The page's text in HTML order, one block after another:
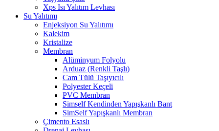
Xps Isı Yalıtım Levhası
Su Yalıtımı
Enjeksiyon Su Yalıtımı
Kalekim
Kristalize
Membran
Alüminyum Folyolu
Arduaz (Renkli Taşlı)
Cam Tülü Taşıyıcılı
Polyester Keçeli
PVC Membran
Simself Kendinden Yapışkanlı Bant
SimSelf Yapışkanlı Membran
Çimento Esaslı